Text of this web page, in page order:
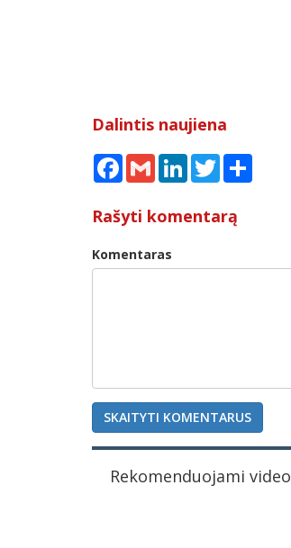
Dalintis naujiena
FacebookGmail LinkedInTwitter
Rašyti komentarą
Komentaras
SKAITYTI KOMENTARUS
Rekomenduojami video